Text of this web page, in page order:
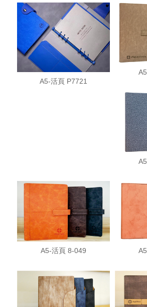
A5-活頁 P7721
A5-活頁 8-049